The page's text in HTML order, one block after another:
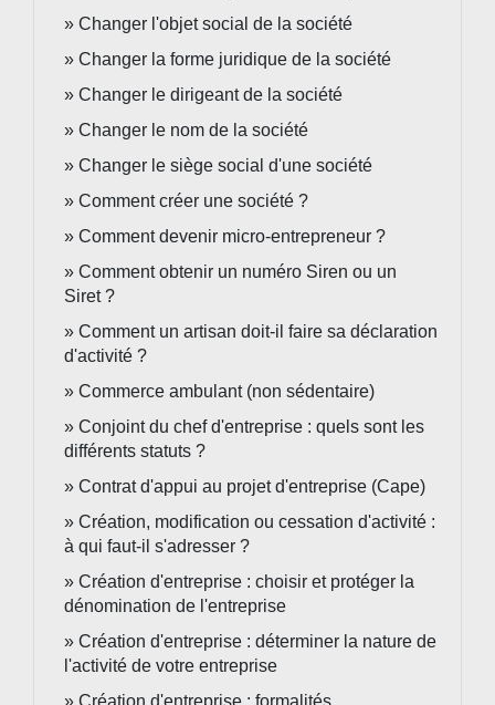
Changer l'objet social de la société
Changer la forme juridique de la société
Changer le dirigeant de la société
Changer le nom de la société
Changer le siège social d'une société
Comment créer une société ?
Comment devenir micro-entrepreneur ?
Comment obtenir un numéro Siren ou un
Siret ?
Comment un artisan doit-il faire sa déclaration
d'activité ?
Commerce ambulant (non sédentaire)
Conjoint du chef d'entreprise : quels sont les
différents statuts ?
Contrat d'appui au projet d'entreprise (Cape)
Création, modification ou cessation d'activité :
à qui faut-il s'adresser ?
Création d'entreprise : choisir et protéger la
dénomination de l'entreprise
Création d'entreprise : déterminer la nature de
l'activité de votre entreprise